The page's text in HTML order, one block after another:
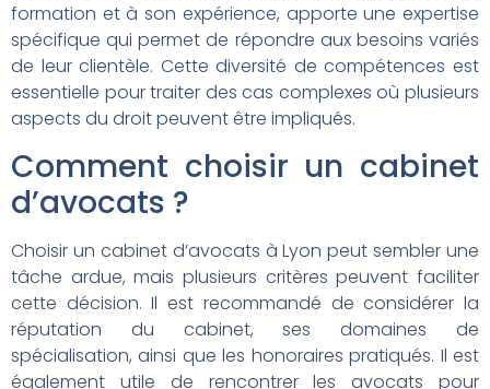
formation et à son expérience, apporte une expertise
spécifique qui permet de répondre aux besoins variés
de leur clientèle. Cette diversité de compétences est
essentielle pour traiter des cas complexes où plusieurs
aspects du droit peuvent être impliqués.
Comment choisir un cabinet
d’avocats ?
Choisir un cabinet d’avocats à Lyon peut sembler une
tâche ardue, mais plusieurs critères peuvent faciliter
cette décision. Il est recommandé de considérer la
réputation du cabinet, ses domaines de
spécialisation, ainsi que les honoraires pratiqués. Il est
également utile de rencontrer les avocats pour